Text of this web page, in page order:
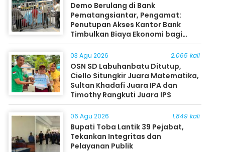
Demo Berulang di Bank
Pematangsiantar, Pengamat:
Penutupan Akses Kantor Bank
Timbulkan Biaya Ekonomi bagi
Masyarakat
03 Agu 2026 2.065 kali
OSN SD Labuhanbatu Ditutup,
Ciello Situngkir Juara Matematika,
Sultan Khadafi Juara IPA dan
Timothy Rangkuti Juara IPS
06 Agu 2026 1.849 kali
Bupati Toba Lantik 39 Pejabat,
Tekankan Integritas dan
Pelayanan Publik